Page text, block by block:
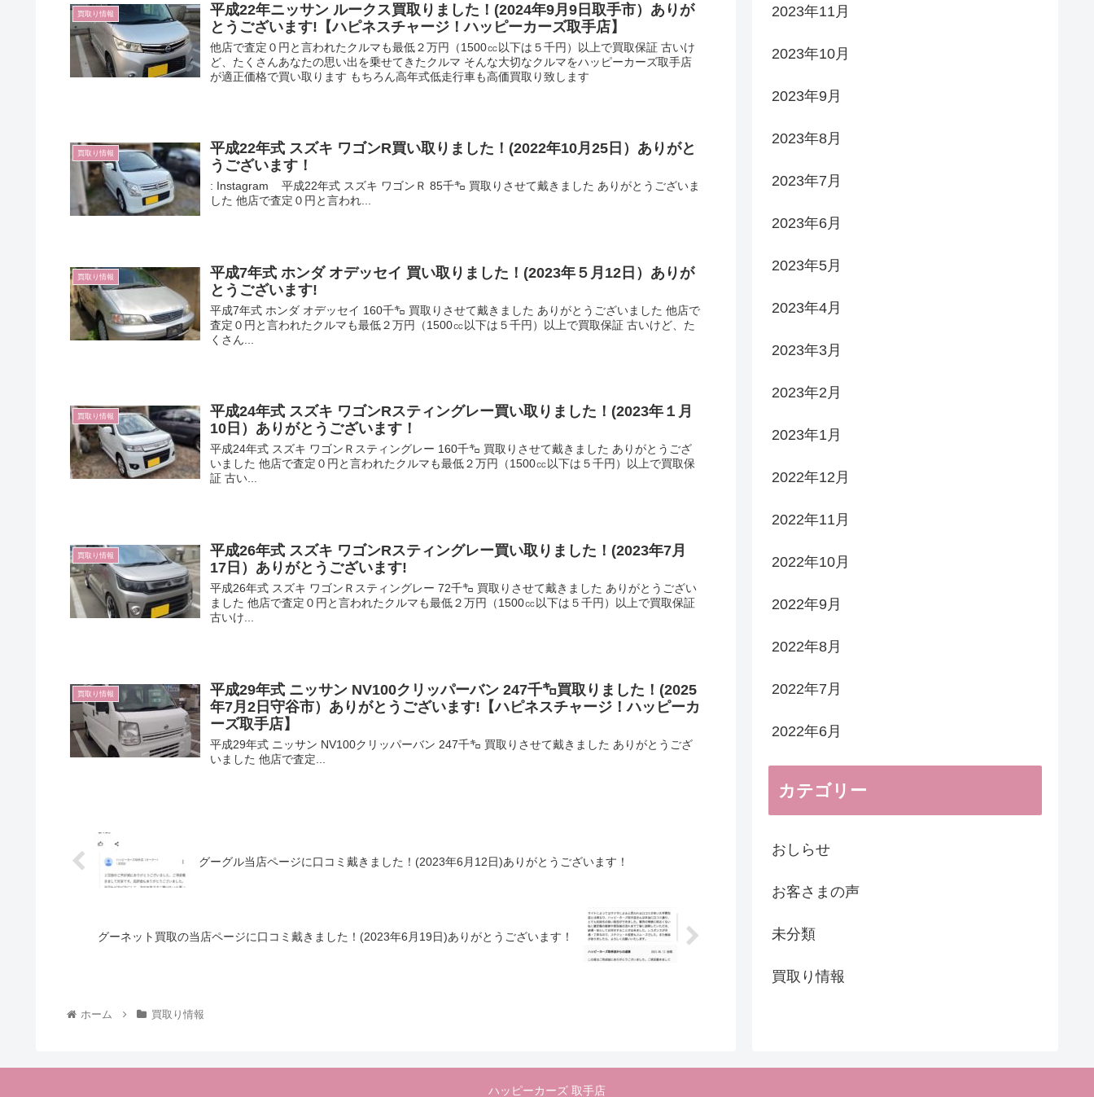
買取り情報
平成22年ニッサン ルークス買取りました！(2024年9月9日取手市）ありが
とうございます!【ハピネスチャージ！ハッピーカーズ取手店】
他店で査定０円と言われたクルマも最低２万円（1500㏄以下は５千円）以上で買取保証 古いけ
ど、たくさんあなたの思い出を乗せてきたクルマ そんな大切なクルマをハッピーカーズ取手店
が適正価格で買い取ります もちろん高年式低走行車も高価買取り致します
買取り情報
平成22年式 スズキ ワゴンR買い取りました！(2022年10月25日）ありがと
うございます！
: Instagram 平成22年式 スズキ ワゴンＲ 85千㌔ 買取りさせて戴きました ありがとうございま
した 他店で査定０円と言われ...
買取り情報
平成7年式 ホンダ オデッセイ 買い取りました！(2023年５月12日）ありが
とうございます!
平成7年式 ホンダ オデッセイ 160千㌔ 買取りさせて戴きました ありがとうございました 他店で
査定０円と言われたクルマも最低２万円（1500㏄以下は５千円）以上で買取保証 古いけど、た
くさん...
買取り情報
平成24年式 スズキ ワゴンRスティングレー買い取りました！(2023年１月
10日）ありがとうございます！
平成24年式 スズキ ワゴンＲスティングレー 160千㌔ 買取りさせて戴きました ありがとうござ
いました 他店で査定０円と言われたクルマも最低２万円（1500㏄以下は５千円）以上で買取保
証 古い...
買取り情報
平成26年式 スズキ ワゴンRスティングレー買い取りました！(2023年7月
17日）ありがとうございます!
平成26年式 スズキ ワゴンＲスティングレー 72千㌔ 買取りさせて戴きました ありがとうござい
ました 他店で査定０円と言われたクルマも最低２万円（1500㏄以下は５千円）以上で買取保証
古いけ...
買取り情報
平成29年式 ニッサン NV100クリッパーバン 247千㌔買取りました！(2025
年7月2日守谷市）ありがとうございます!【ハピネスチャージ！ハッピーカ
ーズ取手店】
平成29年式 ニッサン NV100クリッパーバン 247千㌔ 買取りさせて戴きました ありがとうござ
いました 他店で査定...
グーグル当店ページに口コミ戴きました！(2023年6月12日)ありがとうございます！
グーネット買取の当店ページに口コミ戴きました！(2023年6月19日)ありがとうございます！
ホーム 買取り情報
2023年11月
2023年10月
2023年9月
2023年8月
2023年7月
2023年6月
2023年5月
2023年4月
2023年3月
2023年2月
2023年1月
2022年12月
2022年11月
2022年10月
2022年9月
2022年8月
2022年7月
2022年6月
カテゴリー
おしらせ
お客さまの声
未分類
買取り情報
ハッピーカーズ 取手店